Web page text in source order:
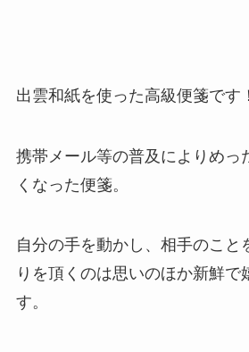
出雲和紙を使った高級便箋です！
携帯メール等の普及によりめっ
くなった便箋。
自分の手を動かし、相手のこと
りを頂くのは思いのほか新鮮で
す。